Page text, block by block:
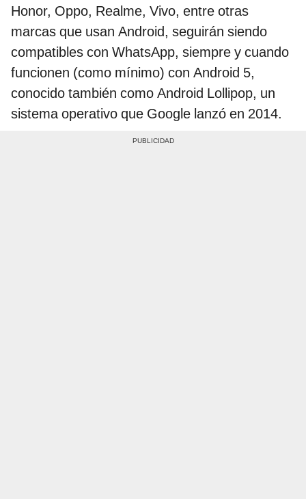
Honor, Oppo, Realme, Vivo, entre otras
marcas que usan Android, seguirán siendo
compatibles con WhatsApp, siempre y cuando
funcionen (como mínimo) con Android 5,
conocido también como Android Lollipop, un
sistema operativo que Google lanzó en 2014.